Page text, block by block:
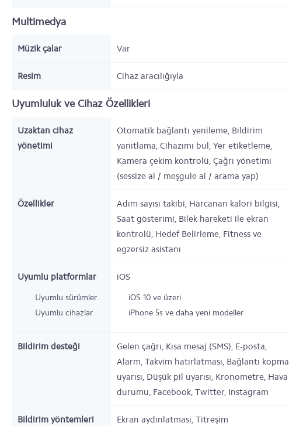
Multimedya
Müzik çalar Var
Resim Cihaz aracılığıyla
Uyumluluk ve Cihaz Özellikleri
Uzaktan cihaz
yönetimi
Otomatik bağlantı yenileme, Bildirim
yanıtlama, Cihazımı bul, Yer etiketleme,
Kamera çekim kontrolü, Çağrı yönetimi
(sessize al / meşgule al / arama yap)
Özellikler
Adım sayısı takibi, Harcanan kalori bilgisi,
Saat gösterimi, Bilek hareketi ile ekran
kontrolü, Hedef Belirleme, Fitness ve
egzersiz asistanı
Uyumlu platformlar iOS
Uyumlu sürümler
iOS 10 ve üzeri
Uyumlu cihazlar
iPhone 5s ve daha yeni modeller
Bildirim desteği
Gelen çağrı, Kısa mesaj (SMS), E-posta,
Alarm, Takvim hatırlatması, Bağlantı kopma
uyarısı, Düşük pil uyarısı, Kronometre, Hava
durumu, Facebook, Twitter, Instagram
Bildirim yöntemleri Ekran aydınlatması, Titreşim